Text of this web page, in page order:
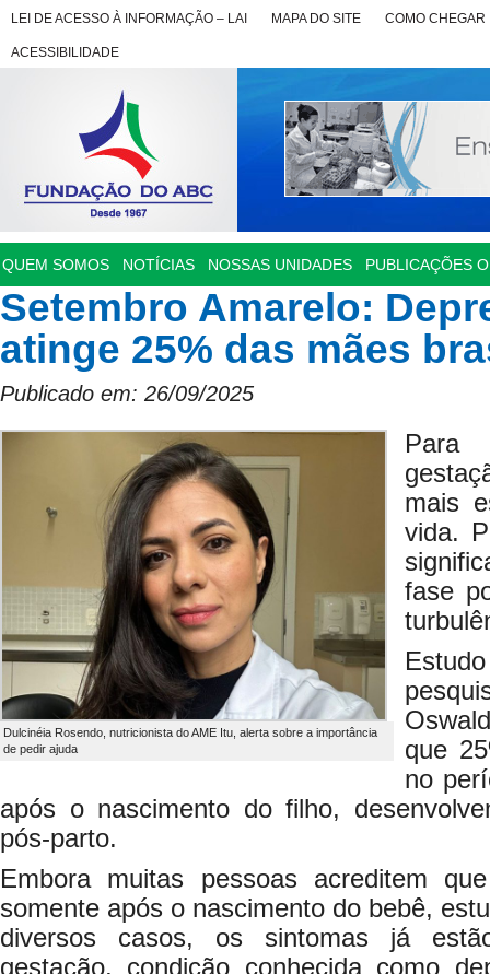
LEI DE ACESSO À INFORMAÇÃO – LAI MAPA DO SITE COMO CHEGAR
ACESSIBILIDADE
QUEM SOMOS NOTÍCIAS NOSSAS UNIDADES PUBLICAÇÕES
Setembro Amarelo:
atinge 25% das mães
Publicado em: 26/09/2025
Dulcinéia Rosendo, nutricionista do AME Itu, alerta sobre a importância
de pedir ajuda
Para
mais
vida.
fase
que
no
após o nascimento do filho,
pós-parto.
Embora muitas pessoas acreditem
somente após o nascimento do bebê,
diversos casos, os sintomas já
gestação, condição conhecida como